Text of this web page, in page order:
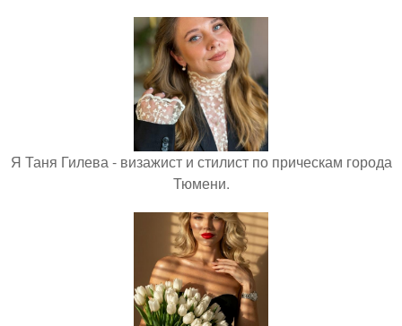
Я Таня Гилева - визажист и стилист по прическам города
Тюмени.